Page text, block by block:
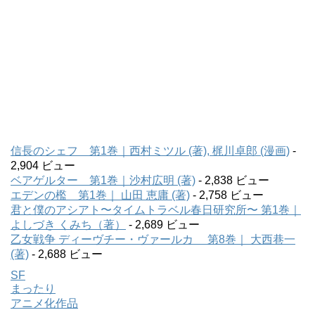
信長のシェフ 第1巻｜西村ミツル (著), 梶川卓郎 (漫画) -
2,904 ビュー
ベアゲルター 第1巻｜沙村広明 (著) - 2,838 ビュー
エデンの檻 第1巻｜ 山田 恵庸 (著) - 2,758 ビュー
君と僕のアシアト〜タイムトラベル春日研究所〜 第1巻｜
よしづき くみち（著）
- 2,689 ビュー
乙女戦争 ディーヴチー・ヴァールカ 第8巻｜ 大西巷一
(著) - 2,688 ビュー
SF
まったり
アニメ化作品